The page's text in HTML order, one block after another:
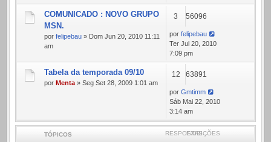
COMUNICADO : NOVO GRUPO
MSN.
por felipebau » Dom Jun 20, 2010 11:11
am
3 56096
por felipebau
Ter Jul 20, 2010
7:09 pm
Tabela da temporada 09/10
por Menta » Seg Set 28, 2009 1:01 am
12 63891
por Gmtimm
Sáb Mai 22, 2010
3:14 am
TÓPICOS RESPOSTASEXIBIÇÕES